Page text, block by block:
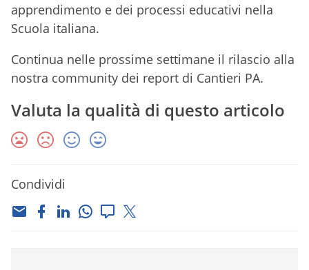
apprendimento e dei processi educativi nella
Scuola italiana.
Continua nelle prossime settimane il rilascio alla
nostra community dei report di Cantieri PA.
Valuta la qualità di questo articolo
Condividi